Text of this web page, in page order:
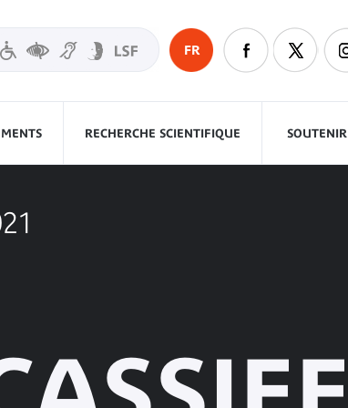
FR
RECHERCHE SCIENTIFIQUE SOUTENIR